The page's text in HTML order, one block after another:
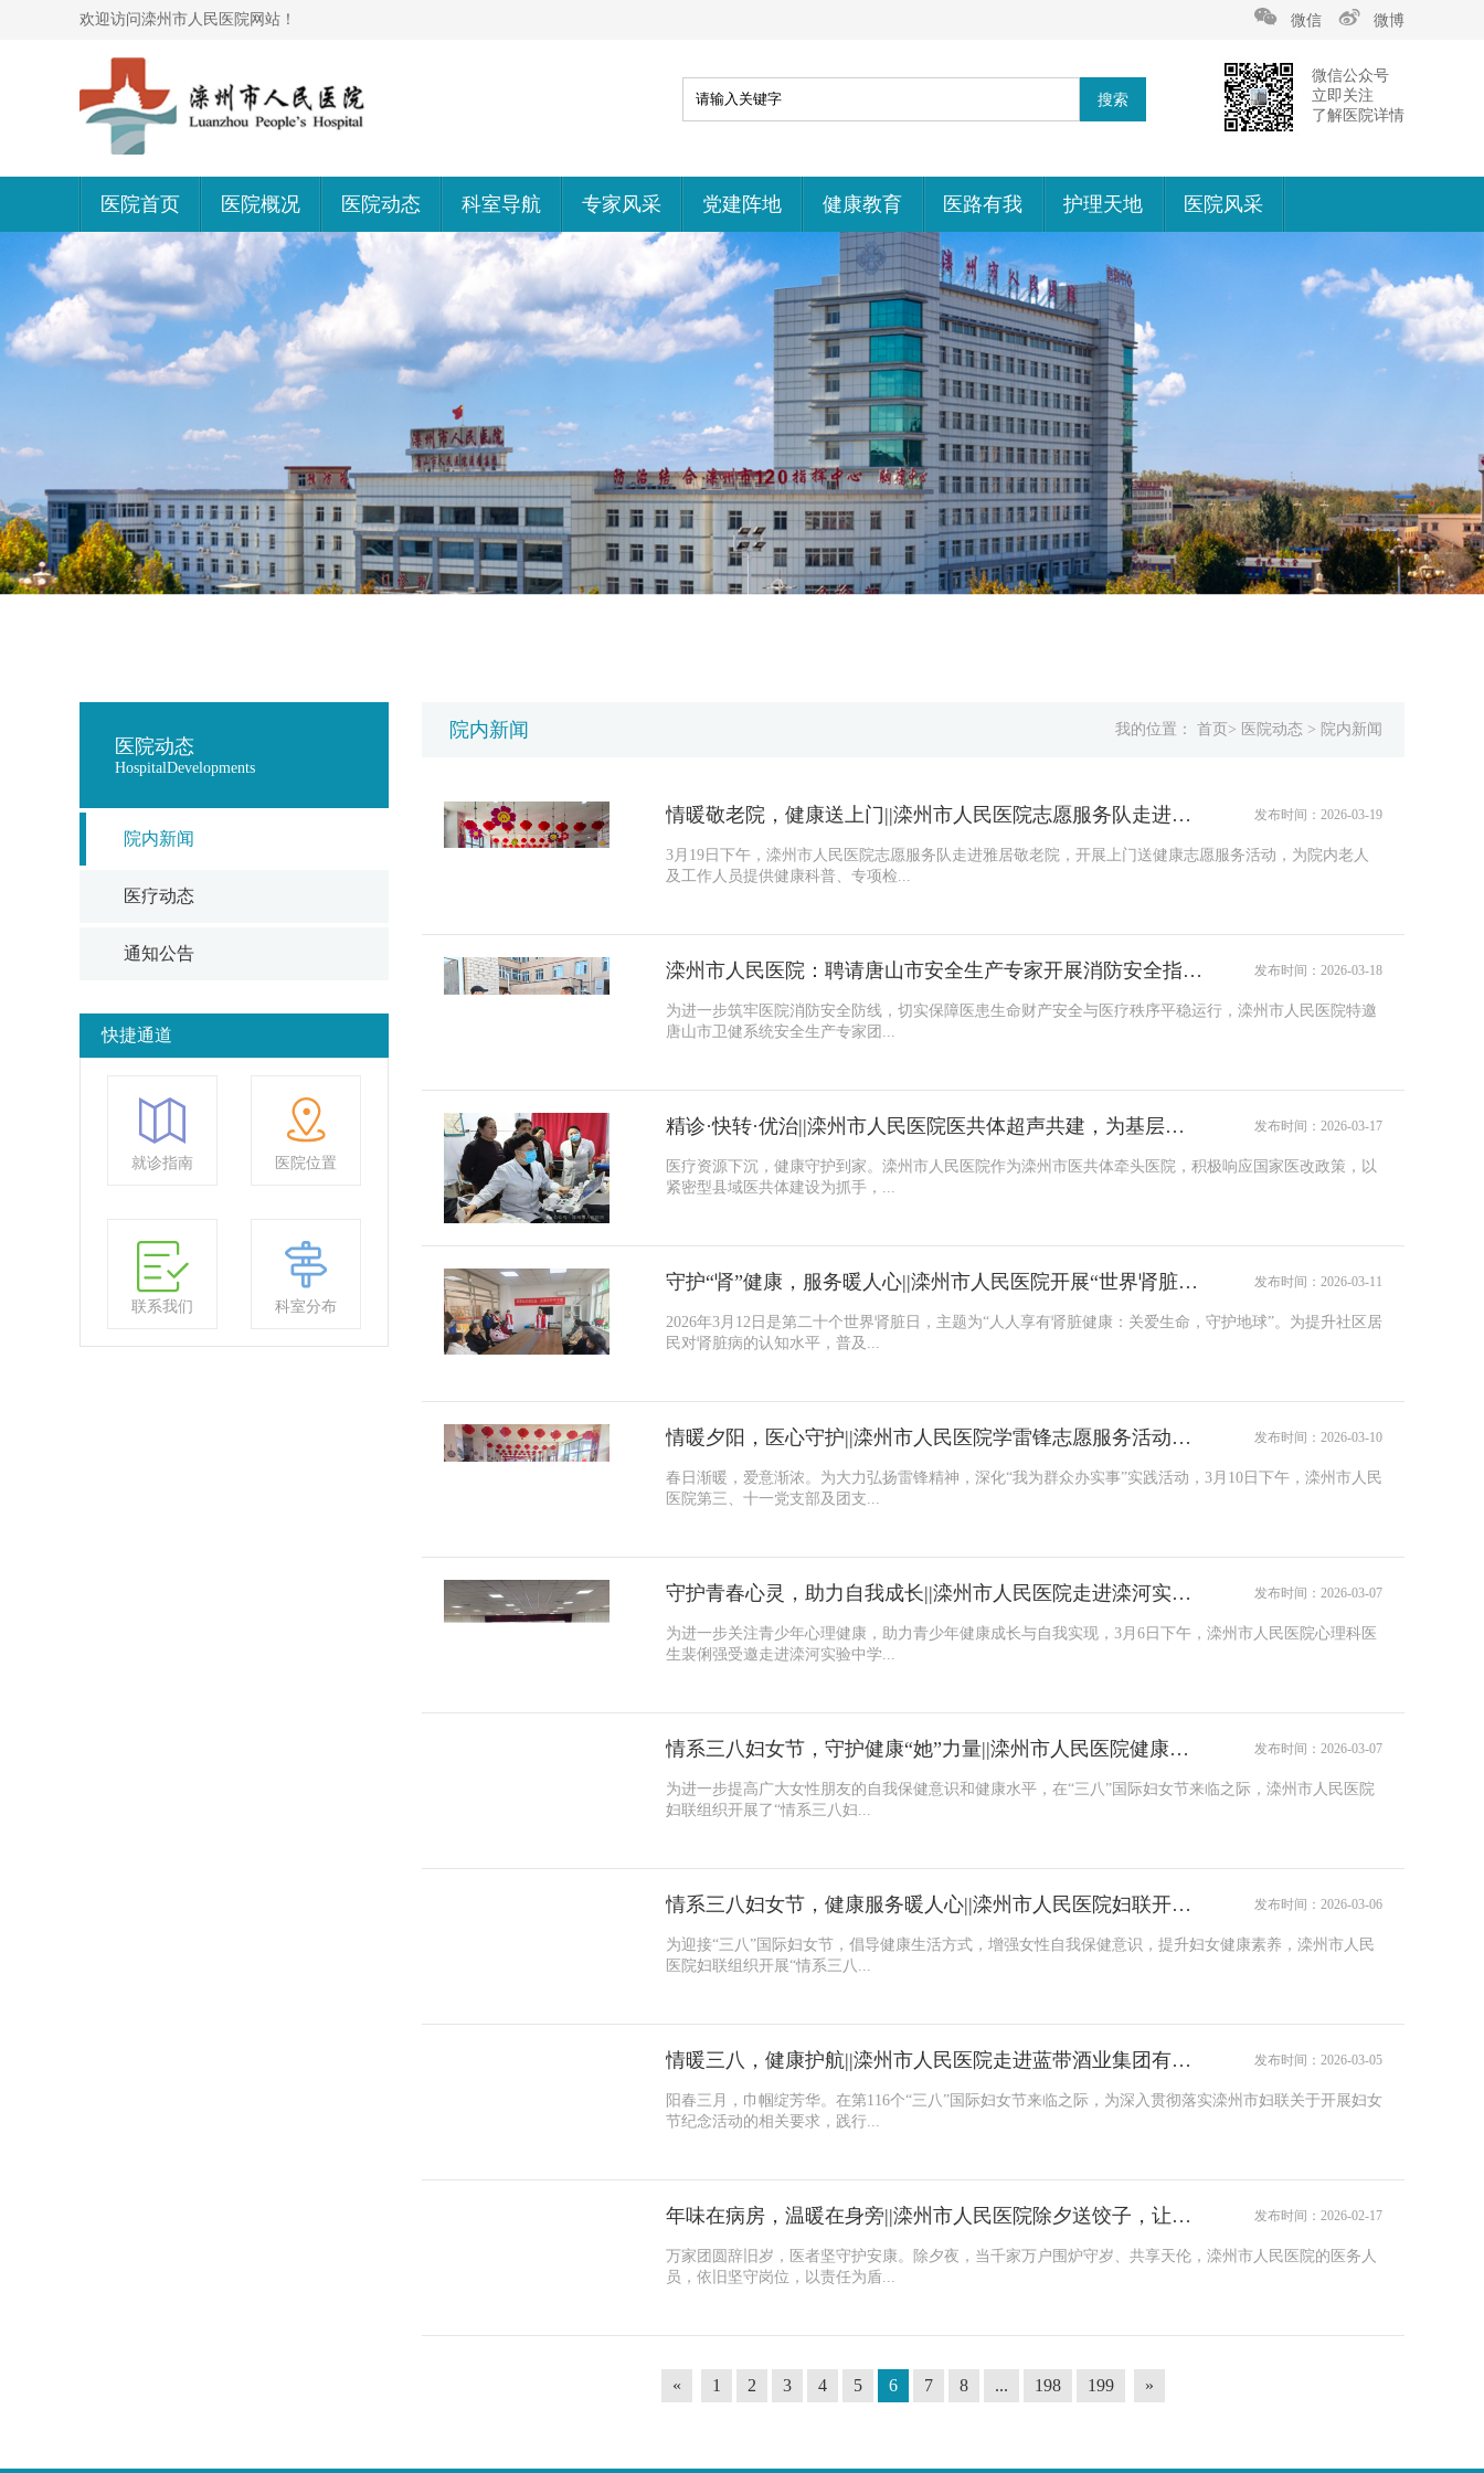
欢迎访问滦州市人民医院网站！ 微信 微博
微信公众号
立即关注
了解医院详情
医院首页 医院概况 医院动态 科室导航 专家风采 党建阵地 健康教育 医路有我 护理天地 医院风采
医院动态
HospitalDevelopments
院内新闻
医疗动态
通知公告
快捷通道
就诊指南 医院位置
联系我们 科室分布
院内新闻 我的位置： 首页 > 医院动态 > 院内新闻
情暖敬老院，健康送上门||滦州市人民医院志愿服务队走进雅居敬老院 发布时间：2026-03-19
3月19日下午，滦州市人民医院志愿服务队走进雅居敬老院，开展上门送健康志愿服务活动，为院内老人
及工作人员提供健康科普、专项检...
滦州市人民医院：聘请唐山市安全生产专家开展消防安全指导工作 发布时间：2026-03-18
为进一步筑牢医院消防安全防线，切实保障医患生命财产安全与医疗秩序平稳运行，滦州市人民医院特邀
唐山市卫健系统安全生产专家团...
精诊·快转·优治||滦州市人民医院医共体超声共建，为基层健康服务按下“加速键” 发布时间：2026-03-17
医疗资源下沉，健康守护到家。滦州市人民医院作为滦州市医共体牵头医院，积极响应国家医改政策，以
紧密型县域医共体建设为抓手，...
守护“肾”健康，服务暖人心||滦州市人民医院开展“世界肾脏日”主题系列健康服务活动 发布时间：2026-03-11
2026年3月12日是第二十个世界肾脏日，主题为“人人享有肾脏健康：关爱生命，守护地球”。为提升社区居
民对肾脏病的认知水平，普及...
情暖夕阳，医心守护||滦州市人民医院学雷锋志愿服务活动走进雅居敬老院，为爱续航 发布时间：2026-03-10
春日渐暖，爱意渐浓。为大力弘扬雷锋精神，深化“我为群众办实事”实践活动，3月10日下午，滦州市人民
医院第三、十一党支部及团支...
守护青春心灵，助力自我成长||滦州市人民医院走进滦河实验中学开展心理健康讲座 发布时间：2026-03-07
为进一步关注青少年心理健康，助力青少年健康成长与自我实现，3月6日下午，滦州市人民医院心理科医
生裴俐强受邀走进滦河实验中学...
情系三八妇女节，守护健康“她”力量||滦州市人民医院健康服务活动送进东安现代城 发布时间：2026-03-07
为进一步提高广大女性朋友的自我保健意识和健康水平，在“三八”国际妇女节来临之际，滦州市人民医院
妇联组织开展了“情系三八妇...
情系三八妇女节，健康服务暖人心||滦州市人民医院妇联开展急救知识进基层活动 发布时间：2026-03-06
为迎接“三八”国际妇女节，倡导健康生活方式，增强女性自我保健意识，提升妇女健康素养，滦州市人民
医院妇联组织开展“情系三八...
情暖三八，健康护航||滦州市人民医院走进蓝带酒业集团有限公司开展妇女节送健康活动 发布时间：2026-03-05
阳春三月，巾帼绽芳华。在第116个“三八”国际妇女节来临之际，为深入贯彻落实滦州市妇联关于开展妇女
节纪念活动的相关要求，践行...
年味在病房，温暖在身旁||滦州市人民医院除夕送饺子，让服务更有“年味”！ 发布时间：2026-02-17
万家团圆辞旧岁，医者坚守护安康。除夕夜，当千家万户围炉守岁、共享天伦，滦州市人民医院的医务人
员，依旧坚守岗位，以责任为盾...
« 1 2 3 4 5 6 7 8 ... 198 199 »